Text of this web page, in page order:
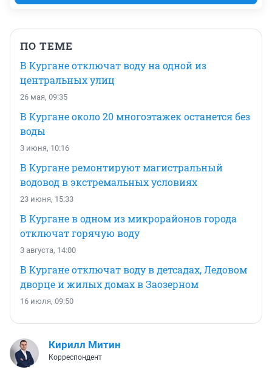
ПО ТЕМЕ
В Кургане отключат воду на одной из
центральных улиц
26 мая, 09:35
В Кургане около 20 многоэтажек останется без
воды
3 июня, 10:16
В Кургане ремонтируют магистральный
водовод в экстремальных условиях
23 июня, 15:33
В Кургане в одном из микрорайонов города
отключат горячую воду
3 августа, 14:00
В Кургане отключат воду в детсадах, Ледовом
дворце и жилых домах в Заозерном
16 июля, 09:50
Кирилл Митин
Корреспондент